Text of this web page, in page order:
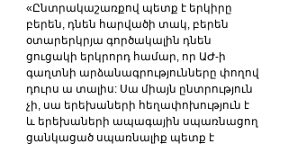
«Ընտրակաշառքով պետք է երկիրը
բերեն, դնեն հարվածի տակ, բերեն
օտարերկրյա գործակալին դնեն
ցուցակի երկրորդ համար, որ ԱԺ-ի
գաղտնի արձանագրությունները փողով
դուրս ա տալիս: Սա միայն ընտրություն
չի, սա երեխաների հեղափոխություն է
և երեխաների ապագային սպառնացող
ցանկացած սպառնալիք պետք է